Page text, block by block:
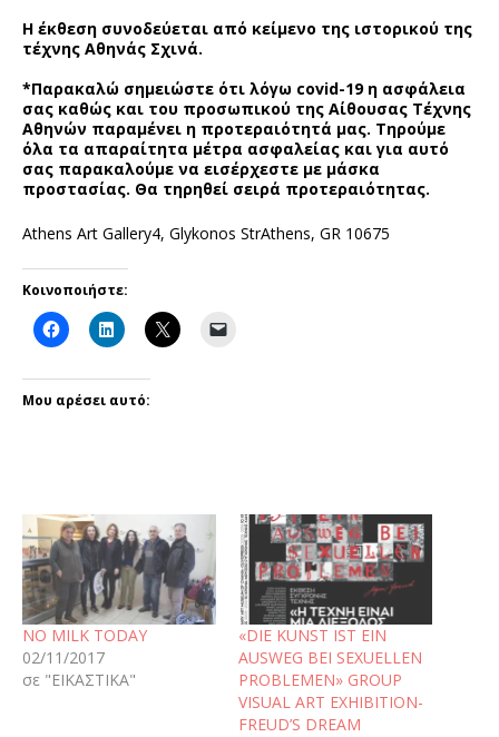
Η έκθεση συνοδεύεται από κείμενο της ιστορικού της
τέχνης Αθηνάς Σχινά.
*Παρακαλώ σημειώστε ότι λόγω covid-19 η ασφάλεια
σας καθώς και του προσωπικού της Αίθουσας Τέχνης
Αθηνών παραμένει η προτεραιότητά μας. Τηρούμε
όλα τα απαραίτητα μέτρα ασφαλείας και για αυτό
σας παρακαλούμε να εισέρχεστε με μάσκα
προστασίας. Θα τηρηθεί σειρά προτεραιότητας.
Athens Art Gallery4, Glykonos StrAthens, GR 10675
Κοινοποιήστε:
Μου αρέσει αυτό:
NO MILK TODAY
02/11/2017
σε "ΕΙΚΑΣΤΙΚΑ"
«DIE KUNST IST EIN
AUSWEG BEI SEXUELLEN
PROBLEMEN» GROUP
VISUAL ART EXHIBITION-
FREUD’S DREAM